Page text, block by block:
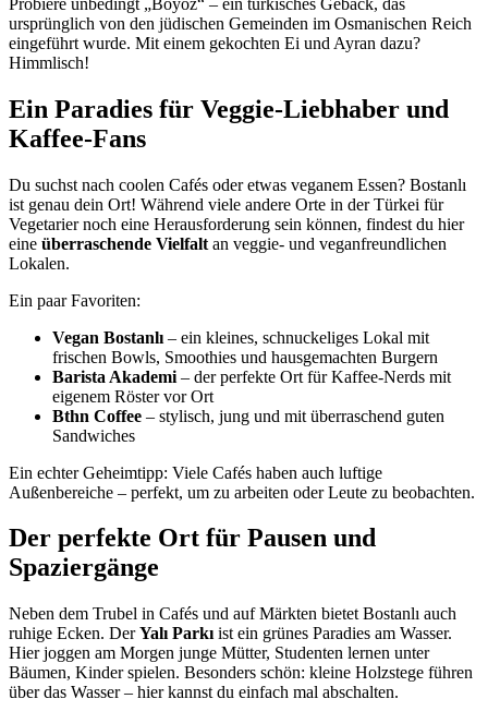
ursprünglich von den jüdischen Gemeinden im Osmanischen Reich
eingeführt wurde. Mit einem gekochten Ei und Ayran dazu?
Himmlisch!
Ein Paradies für Veggie-Liebhaber und
Kaffee-Fans
Du suchst nach coolen Cafés oder etwas veganem Essen? Bostanlı
ist genau dein Ort! Während viele andere Orte in der Türkei für
Vegetarier noch eine Herausforderung sein können, findest du hier
eine überraschende Vielfalt an veggie- und veganfreundlichen
Lokalen.
Ein paar Favoriten:
Vegan Bostanlı – ein kleines, schnuckeliges Lokal mit
frischen Bowls, Smoothies und hausgemachten Burgern
Barista Akademi – der perfekte Ort für Kaffee-Nerds mit
eigenem Röster vor Ort
Bthn Coffee – stylisch, jung und mit überraschend guten
Sandwiches
Ein echter Geheimtipp: Viele Cafés haben auch luftige
Außenbereiche – perfekt, um zu arbeiten oder Leute zu beobachten.
Der perfekte Ort für Pausen und
Spaziergänge
Neben dem Trubel in Cafés und auf Märkten bietet Bostanlı auch
ruhige Ecken. DerYalı Parkı ist ein grünes Paradies am Wasser.
Hier joggen am Morgen junge Mütter, Studenten lernen unter
Bäumen, Kinder spielen. Besonders schön: kleine Holzstege führen
über das Wasser – hier kannst du einfach mal abschalten.